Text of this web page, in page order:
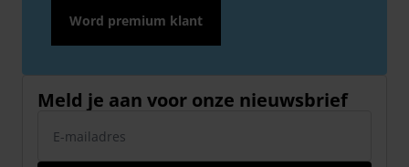
Word premium klant
Meld je aan voor onze nieuwsbrief